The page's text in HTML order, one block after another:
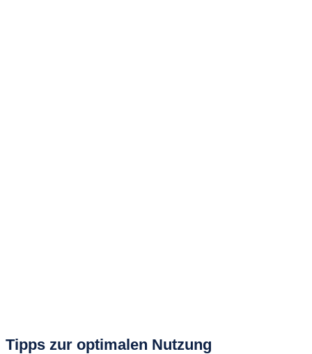
Tipps zur optimalen Nutzung